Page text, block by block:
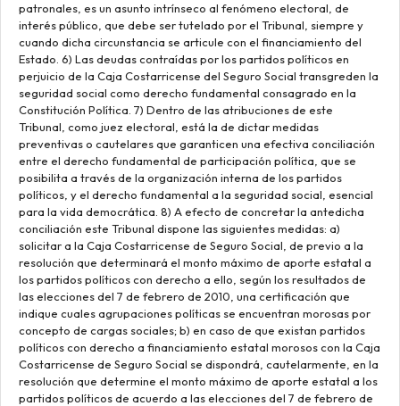
patronales, es un asunto intrínseco al fenómeno electoral, de
interés público, que debe ser tutelado por el Tribunal, siempre y
cuando dicha circunstancia se articule con el financiamiento del
Estado. 6) Las deudas contraídas por los partidos políticos en
perjuicio de la Caja Costarricense del Seguro Social transgreden la
seguridad social como derecho fundamental consagrado en la
Constitución Política. 7) Dentro de las atribuciones de este
Tribunal, como juez electoral, está la de dictar medidas
preventivas o cautelares que garanticen una efectiva conciliación
entre el derecho fundamental de participación política, que se
posibilita a través de la organización interna de los partidos
políticos, y el derecho fundamental a la seguridad social, esencial
para la vida democrática. 8) A efecto de concretar la antedicha
conciliación este Tribunal dispone las siguientes medidas: a)
solicitar a la Caja Costarricense de Seguro Social, de previo a la
resolución que determinará el monto máximo de aporte estatal a
los partidos políticos con derecho a ello, según los resultados de
las elecciones del 7 de febrero de 2010, una certificación que
indique cuales agrupaciones políticas se encuentran morosas por
concepto de cargas sociales; b) en caso de que existan partidos
políticos con derecho a financiamiento estatal morosos con la Caja
Costarricense de Seguro Social se dispondrá, cautelarmente, en la
resolución que determine el monto máximo de aporte estatal a los
partidos políticos de acuerdo a las elecciones del 7 de febrero de